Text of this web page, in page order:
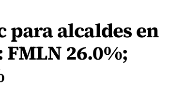
para alcaldes en
FMLN 26.0%;